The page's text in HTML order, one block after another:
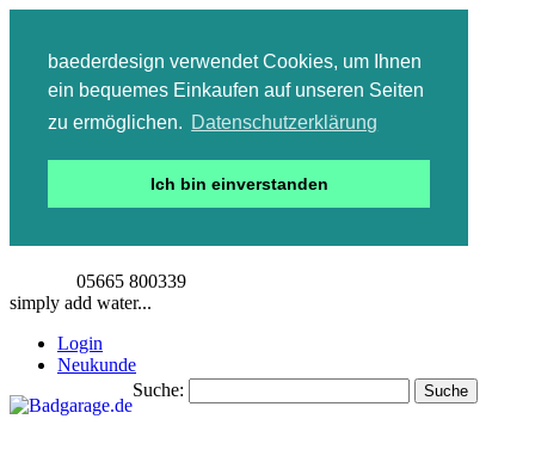
baederdesign verwendet Cookies, um Ihnen
ein bequemes Einkaufen auf unseren Seiten
zu ermöglichen. Datenschutzerklärung
Ich bin einverstanden
05665 800339
simply add water...
Login
Neukunde
Suche:
Suche